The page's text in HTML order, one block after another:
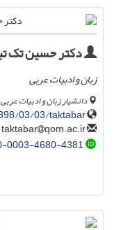
دکتر حسین تک
زبان و ادبیات عربی
دانشیار زبان و ادبیات
03/03/taktabar
qom.ac.ir
0003-4680-4381